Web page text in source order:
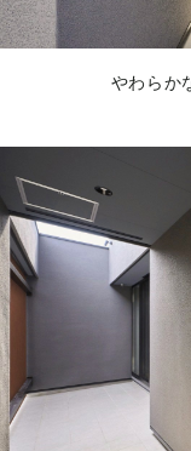
やわらか